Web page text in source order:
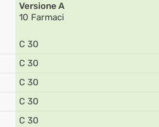
Versione A
10 Farmaci
C 30
C 30
C 30
C 30
C 30